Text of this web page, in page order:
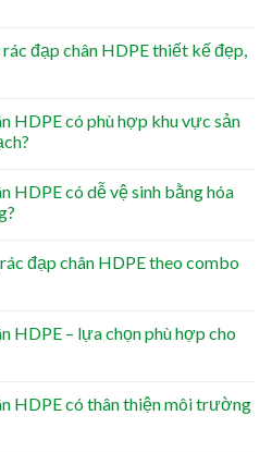
đạp chân HDPE thiết kế đẹp,
HDPE có phù hợp khu vực sản
HDPE có dễ vệ sinh bằng hóa
đạp chân HDPE theo combo
HDPE – lựa chọn phù hợp cho
HDPE có thân thiện môi trường